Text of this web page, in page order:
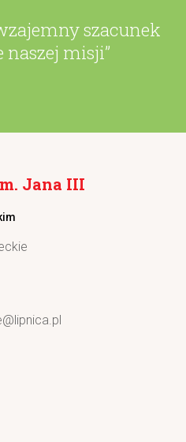
szacunek
naszej misji”
Jana III